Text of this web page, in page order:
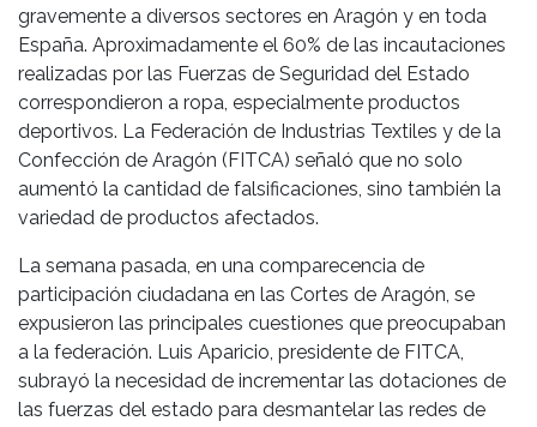
gravemente a diversos sectores en Aragón y en toda
España. Aproximadamente el 60% de las incautaciones
realizadas por las Fuerzas de Seguridad del Estado
correspondieron a ropa, especialmente productos
deportivos. La Federación de Industrias Textiles y de la
Confección de Aragón (FITCA) señaló que no solo
aumentó la cantidad de falsificaciones, sino también la
variedad de productos afectados.
La semana pasada, en una comparecencia de
participación ciudadana en las Cortes de Aragón, se
expusieron las principales cuestiones que preocupaban
a la federación. Luis Aparicio, presidente de FITCA,
subrayó la necesidad de incrementar las dotaciones de
las fuerzas del estado para desmantelar las redes de